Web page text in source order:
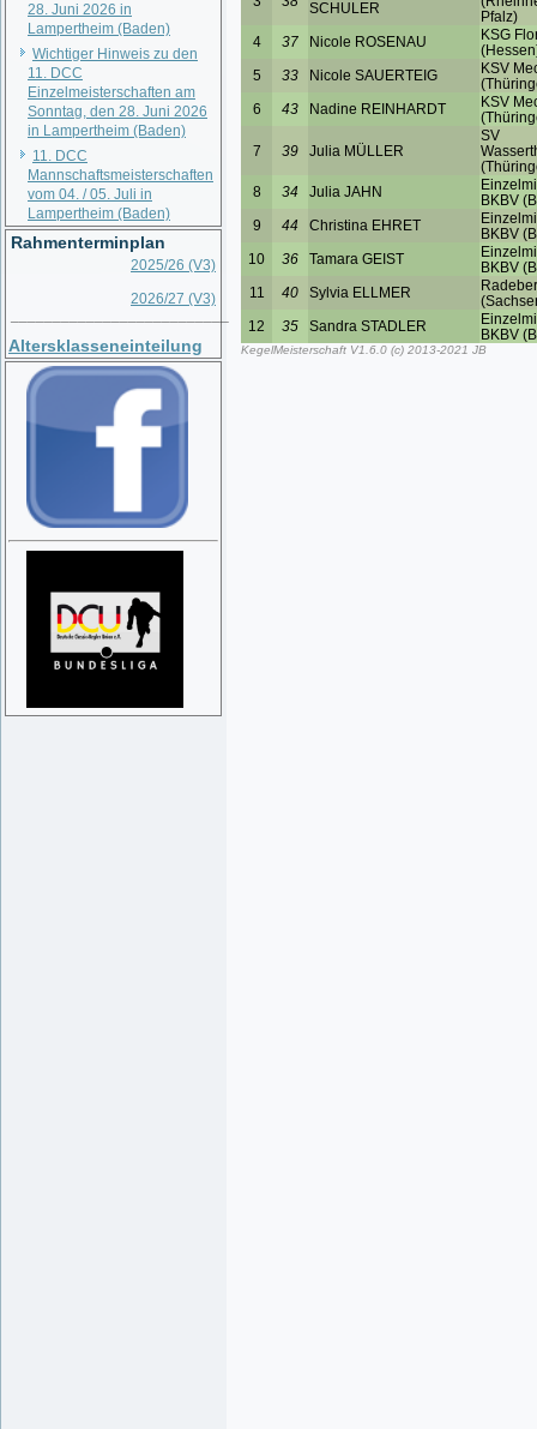
28. Juni 2026 in
Lampertheim (Baden)
Wichtiger Hinweis zu den
11. DCC
Einzelmeisterschaften am
Sonntag, den 28. Juni 2026
in Lampertheim (Baden)
11. DCC
Mannschaftsmeisterschaften
vom 04. / 05. Juli in
Lampertheim (Baden)
Rahmenterminplan
2025/26 (V3)
2026/27 (V3)
Altersklasseneinteilung